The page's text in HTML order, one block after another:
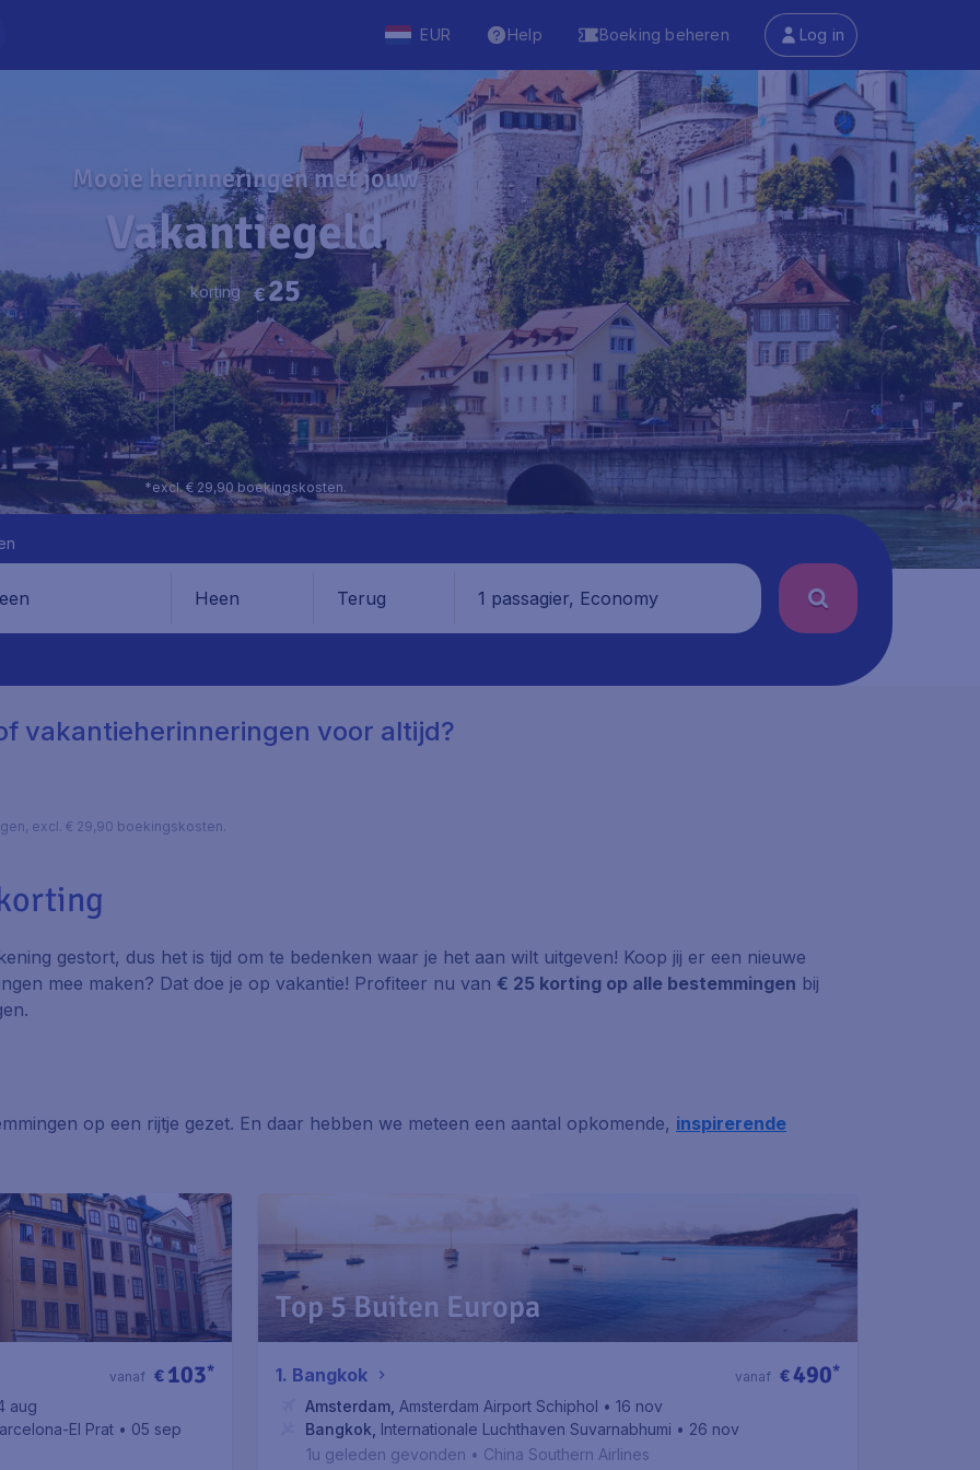
EUR Help Boeking beheren Log in
Mooie herinneringen met jouw
Vakantiegeld
korting €25
*excl. € 29,90 boekingskosten.
Heen Terug 1 passagier, Economy
vakantieherinneringen voor altijd?
excl. € 29,90 boekingskosten.
gestort, dus het is tijd om te bedenken waar je het aan wilt uitgeven! Koop jij er een nieuwe
mee maken? Dat doe je op vakantie! Profiteer nu van € 25 korting op alle bestemmingen bij
op een rijtje gezet. En daar hebben we meteen een aantal opkomende, inspirerende
€ 103*
vanaf
aug
El Prat • 05 sep
Top 5 Buiten Europa
1. Bangkok €490*
vanaf
Amsterdam, Amsterdam Airport Schiphol • 16 nov
Bangkok Internationale Luchthaven Suvarnabhumi • 26 nov
1u geleden gevonden • China Southern Airlines